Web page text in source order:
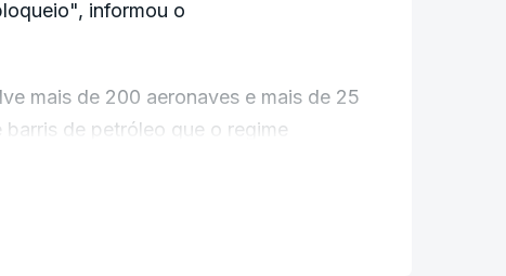
informou o
mais de 200 aeronaves e mais de 25
de petróleo que o regime